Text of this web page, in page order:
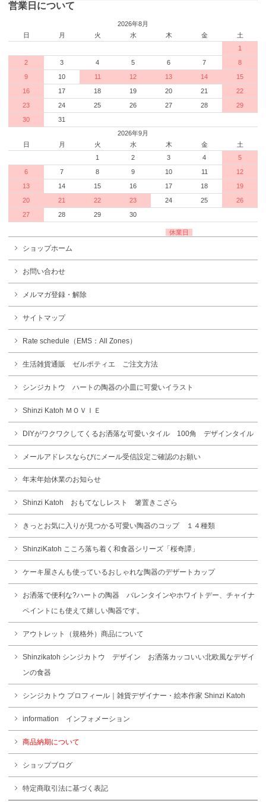
営業日について
2026年8月
日
月 火 水 木 金
土
1
2
3 4 5 6 7
8
9
10 11 12 13 14
15
16
17 18 19 20 21
22
23
24 25 26 27 28
29
30
31
2026年9月
日
月 火 水 木 金
土
1
2 3 4
5
6
7 8 9 10 11
12
13
14 15 16 17 18
19
20
21 22 23 24 25
26
27
28 29 30
休業日
ショップホーム
お問い合わせ
メルマガ登録・解除
サイトマップ
Rate schedule（EMS：All Zones）
生活雑貨通販 ゼルポティエ ご注文方法
シンジカトウ ハートの陶器の小皿に可愛いイラスト
Shinzi Katoh ＭＯＶＩＥ
DIYがワクワクしてくるお洒落な可愛いタイル 100角 デザインタイル
メールアドレスならびにメール受信設定ご確認のお願い
年末年始休業のお知らせ
Shinzi Katoh おもてなしレスト 箸置きこざら
きっとお気に入りが見つかる可愛い陶器のコップ １４種類
ShinziKatoh こころ落ち着く和食器シリーズ「桜奇譚」
ケーキ屋さんも使っているおしゃれな陶器のデザートカップ
お洒落で便利な?ハートの陶器 バレンタインやホワイトデー、チャイナ
ペイントにも使えて嬉しい陶器です。
アウトレット（規格外）商品について
Shinzikatoh シンジカトウ デザイン お洒落カッコいい北欧風なデザイ
ンの食器
シンジカトウ プロフィール｜雑貨デザイナー・絵本作家 Shinzi Katoh
information インフォメーション
商品納期について
ショップブログ
特定商取引法に基づく表記